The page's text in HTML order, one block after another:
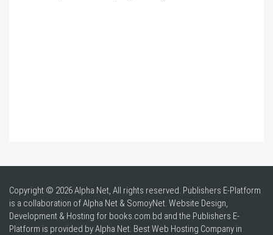
Copyright © 2026 Alpha Net, All rights reserved. Publishers E-Platform
is a collaboration of Alpha Net & SomoyNet. Website Design,
Development & Hosting for books.com.bd and the Publishers E-
Platform is provided by Alpha Net. BestWeb Hosting Company in